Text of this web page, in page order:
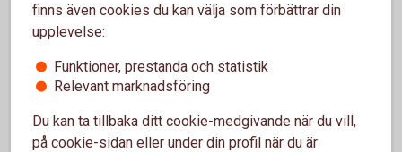
Inställningar för cookies
finns även cookies du kan välja som förbättrar din
upplevelse:
Funktioner, prestanda och statistik
Relevant marknadsföring
Du kan ta tillbaka ditt cookie-medgivande när du vill,
på cookie-sidan eller under din profil när du är